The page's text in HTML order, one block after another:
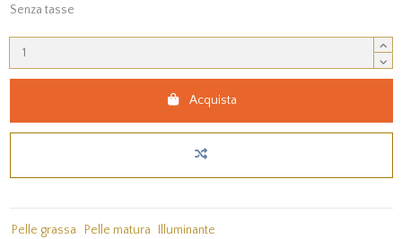
Senza tasse
Acquista
Pelle grassa Pelle matura Illuminante